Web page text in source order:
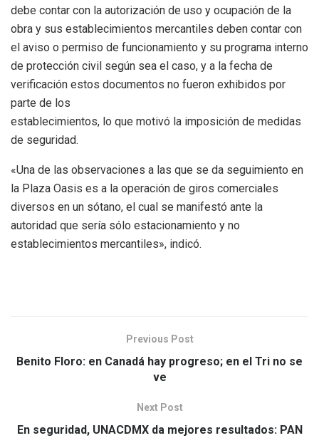
debe contar con la autorización de uso y ocupación de la
obra y sus establecimientos mercantiles deben contar con
el aviso o permiso de funcionamiento y su programa interno
de protección civil según sea el caso, y a la fecha de
verificación estos documentos no fueron exhibidos por
parte de los
establecimientos, lo que motivó la imposición de medidas
de seguridad.
«Una de las observaciones a las que se da seguimiento en
la Plaza Oasis es a la operación de giros comerciales
diversos en un sótano, el cual se manifestó ante la
autoridad que sería sólo estacionamiento y no
establecimientos mercantiles», indicó.
Previous Post
Benito Floro: en Canadá hay progreso; en el Tri no se
ve
Next Post
En seguridad, UNACDMX da mejores resultados: PAN